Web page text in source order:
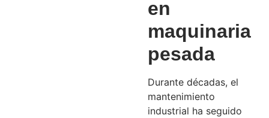
en
maquinaria
pesada
Durante décadas, el
mantenimiento
industrial ha seguido